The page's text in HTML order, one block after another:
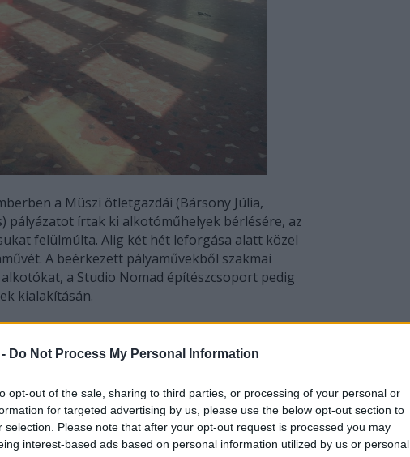
Do Not Process My Personal Information
opt-out of the sale, sharing to third parties, or processing of your personal or
for targeted advertising by us, please use the below opt-out section to
selection. Please note that after your opt-out request is processed you may
interest-based ads based on personal information utilized by us or personal
a Müszi ötletgazdái (Bársony Júlia,
pályázatot írtak ki alkotóműhelyek bérlésére, az
felülmúlta. Alig két hét leforgása alatt közel
A beérkezett pályaművekből szakmai
a Studio Nomad építészcsoport pedig
kialakításán.
dolgoznak, a térelválasztó falak és a
felhasználásával oldják meg.